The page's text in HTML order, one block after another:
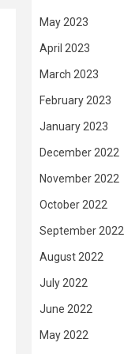
May 2023
April 2023
March 2023
February 2023
January 2023
December 2022
November 2022
October 2022
September 2022
August 2022
July 2022
June 2022
May 2022